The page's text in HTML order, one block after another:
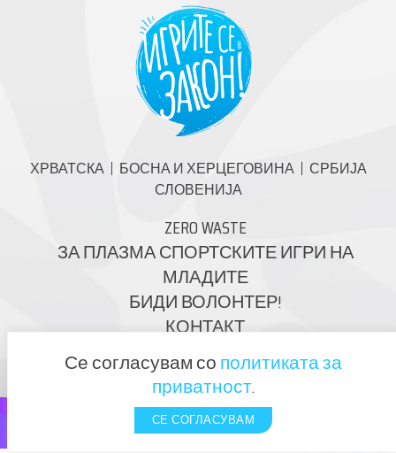
ХРВАТСКА БОСНА И ХЕРЦЕГОВИНА
СРБИЈА
СЛОВЕНИЈА
ZERO WASTE
ЗА ПЛАЗМА СПОРТСКИТЕ ИГРИ НА
МЛАДИТЕ
БИДИ ВОЛОНТЕР!
КОНТАКТ
Се согласувам сополитиката за
приватност.
СЕ СОГЛАСУВАМ
КЛИКНЕТЕ И РЕГИСТРИРАЈТЕ СЕ!